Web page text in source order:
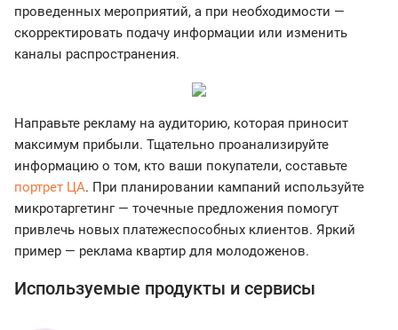
проведенных мероприятий, а при необходимости —
скорректировать подачу информации или изменить
каналы распространения.
Направьте рекламу на аудиторию, которая приносит
максимум прибыли. Тщательно проанализируйте
информацию о том, кто ваши покупатели, составьте
портрет ЦА. При планировании кампаний используйте
микротаргетинг — точечные предложения помогут
привлечь новых платежеспособных клиентов. Яркий
пример — реклама квартир для молодоженов.
Используемые продукты и сервисы